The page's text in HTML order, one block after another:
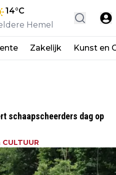
14°C
Hemel
Zakelijk Kunst en
schaapscheerders dag op
CULTUUR